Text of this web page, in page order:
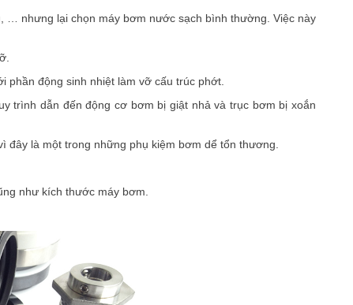
… nhưng lại chọn máy bơm nước sạch bình thường. Việc này
phần động sinh nhiệt làm vỡ cấu trúc phớt.
trình dẫn đến động cơ bơm bị giật nhả và trục bơm bị xoắn
là một trong những phụ kiệm bơm dể tổn thương.
như kích thước máy bơm.